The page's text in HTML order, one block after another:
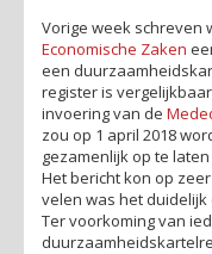
Vorige week schreven
Economische Zaken
een
register is
invoering van de
zou op 1 april 2018
gezamenlijk op te
Het bericht kon op
velen was het
Ter voorkoming van